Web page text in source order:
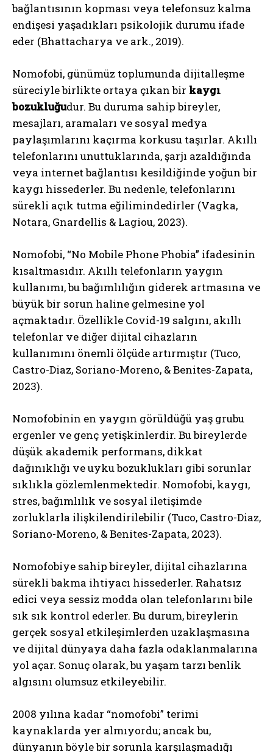
bağlantısının kopması veya telefonsuz kalma
endişesi yaşadıkları psikolojik durumu ifade
eder (Bhattacharya ve ark., 2019).
Nomofobi, günümüz toplumunda dijitalleşme
süreciyle birlikte ortaya çıkan bir kaygı
bozukluğudur. Bu duruma sahip bireyler,
mesajları, aramaları ve sosyal medya
paylaşımlarını kaçırma korkusu taşırlar. Akıllı
telefonlarını unuttuklarında, şarjı azaldığında
veya internet bağlantısı kesildiğinde yoğun bir
kaygı hissederler. Bu nedenle, telefonlarını
sürekli açık tutma eğilimindedirler (Vagka,
Notara, Gnardellis & Lagiou, 2023).
Nomofobi, “No Mobile Phone Phobia” ifadesinin
kısaltmasıdır. Akıllı telefonların yaygın
kullanımı, bu bağımlılığın giderek artmasına ve
büyük bir sorun haline gelmesine yol
açmaktadır. Özellikle Covid-19 salgını, akıllı
telefonlar ve diğer dijital cihazların
kullanımını önemli ölçüde artırmıştır (Tuco,
Castro-Diaz, Soriano-Moreno, & Benites-Zapata,
2023).
Nomofobinin en yaygın görüldüğü yaş grubu
ergenler ve genç yetişkinlerdir. Bu bireylerde
düşük akademik performans, dikkat
dağınıklığı ve uyku bozuklukları gibi sorunlar
sıklıkla gözlemlenmektedir. Nomofobi, kaygı,
stres, bağımlılık ve sosyal iletişimde
zorluklarla ilişkilendirilebilir (Tuco, Castro-Diaz,
Soriano-Moreno, & Benites-Zapata, 2023).
Nomofobiye sahip bireyler, dijital cihazlarına
sürekli bakma ihtiyacı hissederler. Rahatsız
edici veya sessiz modda olan telefonlarını bile
sık sık kontrol ederler. Bu durum, bireylerin
gerçek sosyal etkileşimlerden uzaklaşmasına
ve dijital dünyaya daha fazla odaklanmalarına
yol açar. Sonuç olarak, bu yaşam tarzı benlik
algısını olumsuz etkileyebilir.
2008 yılına kadar “nomofobi” terimi
kaynaklarda yer almıyordu; ancak bu,
dünyanın böyle bir sorunla karşılaşmadığı